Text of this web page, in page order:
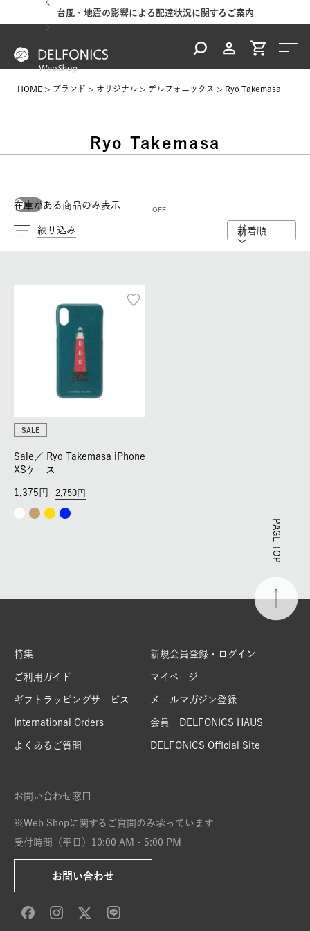
台風・地震の影響による配達状況に関するご案内
HOME ブランド オリジナル デルフォニックス Ryo Takemasa
Ryo Takemasa
在庫がある商品のみ表示
絞り込み 新着順
SALE
Sale／ Ryo Takemasa iPhone
XSケース
2,750
1,375
PAGE TOP
特集
ご利用ガイド
ギフトラッピングサービス
International Orders
よくあるご質問
新規会員登録・ログイン
マイページ
メールマガジン登録
会員「DELFONICS HAUS」
DELFONICS Official Site
お問い合わせ窓口
※Web Shopに関するご質問のみ承っています
受付時間（平日）10:00 AM - 5:00 PM
お問い合わせ